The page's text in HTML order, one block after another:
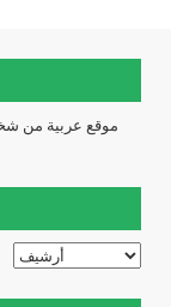
موقع عربية من